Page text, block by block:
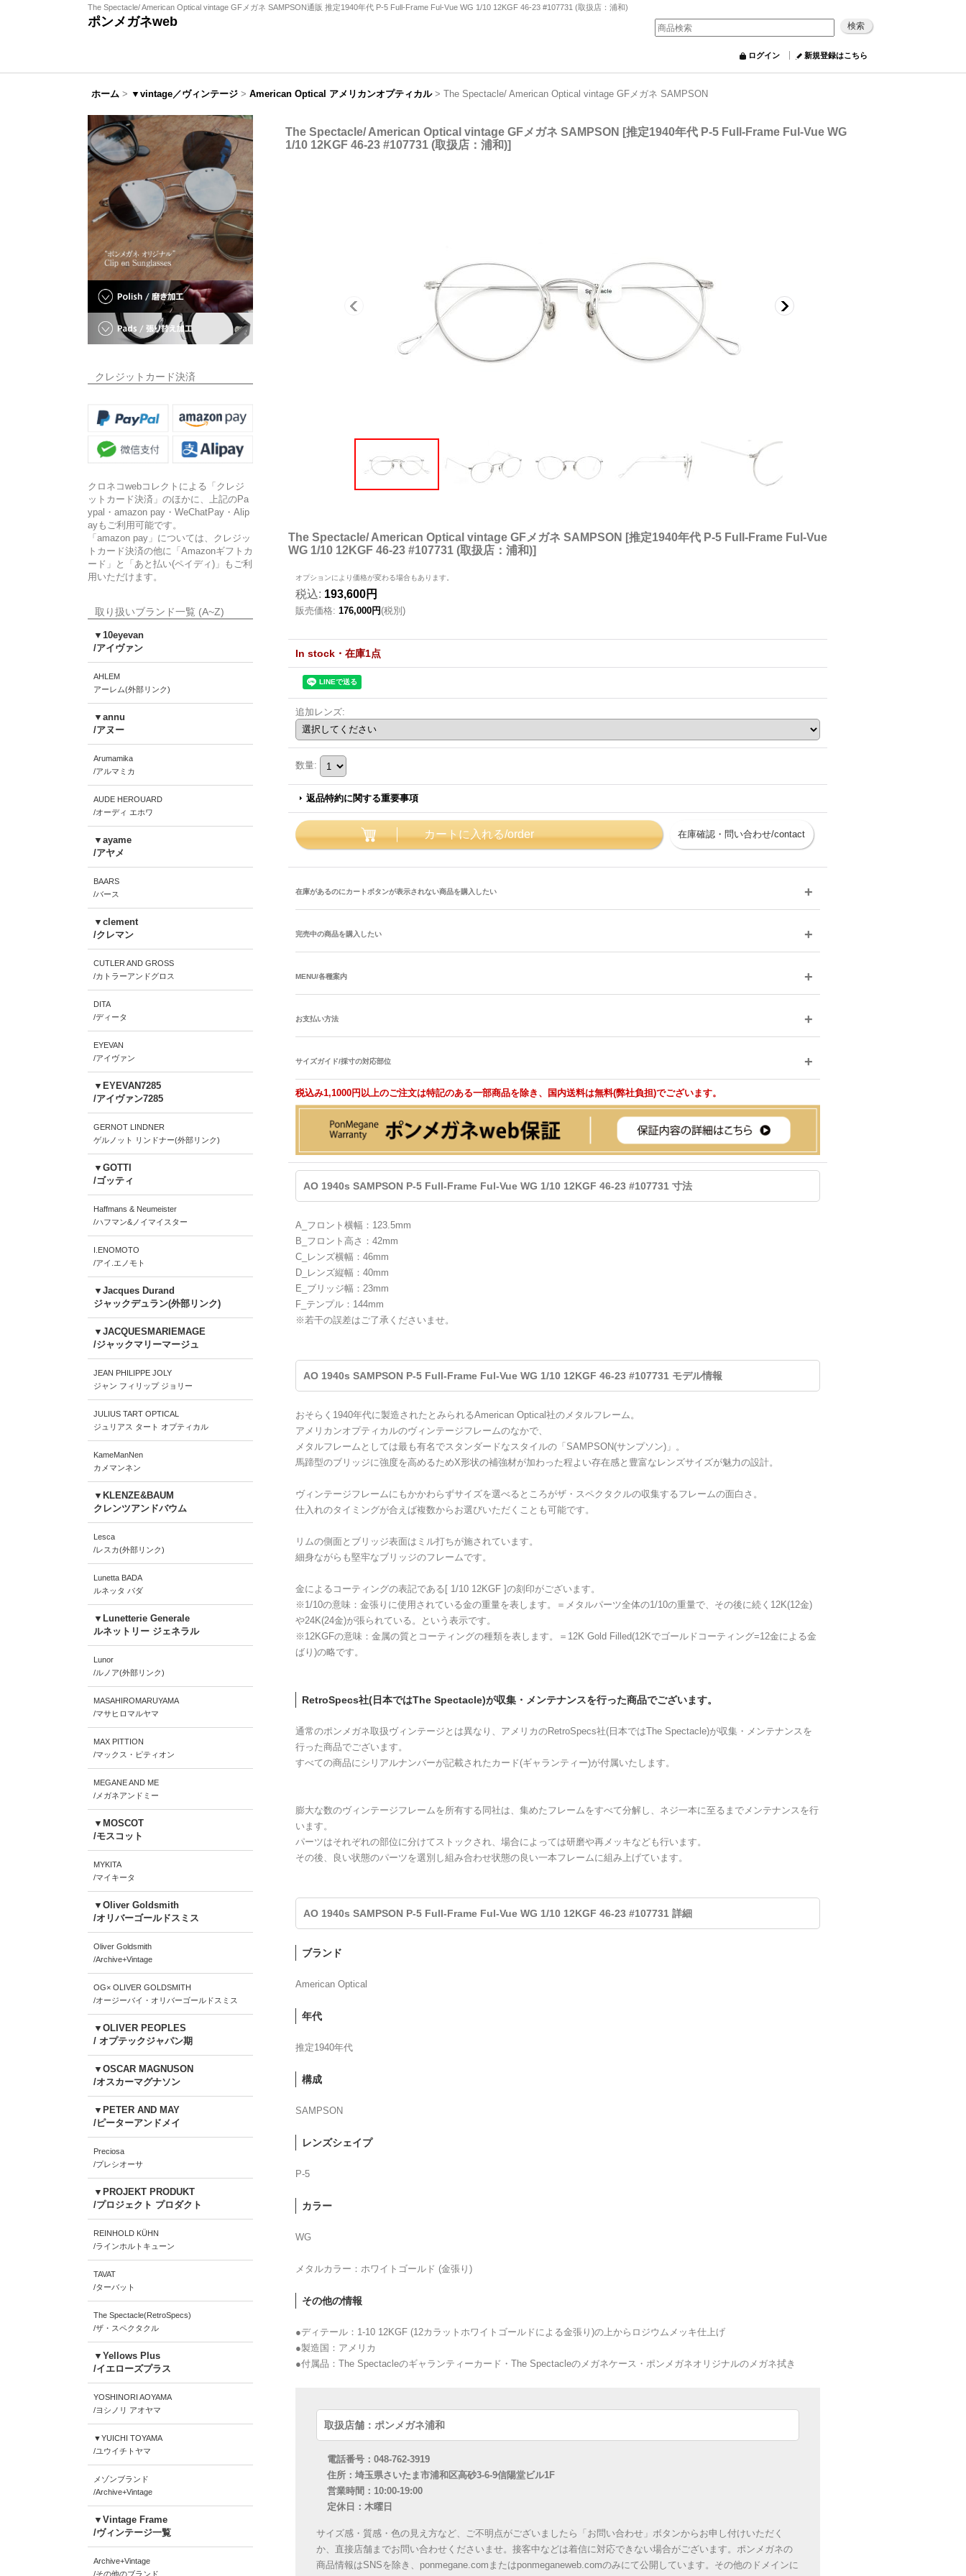
The Spectacle/ American Optical vintage GFメガネ SAMPSON通販 推定1940年代 P-5 Full-Frame Ful-Vue WG 1/10 12KGF 46-23 #107731 (取扱店：浦和)
ポンメガネweb
ログイン 新規登録はこちら
ホーム > ▼vintage／ヴィンテージ > American Optical アメリカンオプティカル > The Spectacle/ American Optical vintage GFメガネ SAMPSON
The Spectacle/ American Optical vintage GFメガネ SAMPSON [推定1940年代 P-5 Full-Frame Ful-Vue WG
1/10 12KGF 46-23 #107731 (取扱店：浦和)]
The Spectacle/ American Optical vintage GFメガネ SAMPSON [推定1940年代 P-5 Full-Frame Ful-Vue
WG 1/10 12KGF 46-23 #107731 (取扱店：浦和)]
販売価格: 176,000円 (税別)
税込: 193,600円
オプションにより価格が変わる場合もあります。
In stock・在庫1点
追加レンズ:
数量:
返品特約に関する重要事項
在庫確認・問い合わせ/contact
在庫があるのにカートボタンが表示されない商品を購入したい
完売中の商品を購入したい
MENU/各種案内
お支払い方法
サイズガイド/採寸の対応部位
税込み1,1000円以上のご注文は特記のある一部商品を除き、国内送料は無料(弊社負担)でございます。
AO 1940s SAMPSON P-5 Full-Frame Ful-Vue WG 1/10 12KGF 46-23 #107731 寸法
A_フロント横幅：123.5mm
B_フロント高さ：42mm
C_レンズ横幅：46mm
D_レンズ縦幅：40mm
E_ブリッジ幅：23mm
F_テンプル：144mm
※若干の誤差はご了承くださいませ。
AO 1940s SAMPSON P-5 Full-Frame Ful-Vue WG 1/10 12KGF 46-23 #107731 モデル情報
おそらく1940年代に製造されたとみられるAmerican Optical社のメタルフレーム。
アメリカンオプティカルのヴィンテージフレームのなかで、
メタルフレームとしては最も有名でスタンダードなスタイルの「SAMPSON(サンプソン)」。
馬蹄型のブリッジに強度を高めるためX形状の補強材が加わった程よい存在感と豊富なレンズサイズが魅力の設計。
ヴィンテージフレームにもかかわらずサイズを選べるところがザ・スペクタクルの収集するフレームの面白さ。
仕入れのタイミングが合えば複数からお選びいただくことも可能です。
リムの側面とブリッジ表面はミル打ちが施されています。
細身ながらも堅牢なブリッジのフレームです。
金によるコーティングの表記である[ 1/10 12KGF ]の刻印がございます。
※1/10の意味：金張りに使用されている金の重量を表します。＝メタルパーツ全体の1/10の重量で、その後に続く12K(12金)
や24K(24金)が張られている。という表示です。
※12KGFの意味：金属の質とコーティングの種類を表します。＝12K Gold Filled(12Kでゴールドコーティング=12金による金
ばり)の略です。
RetroSpecs社(日本ではThe Spectacle)が収集・メンテナンスを行った商品でございます。
通常のポンメガネ取扱ヴィンテージとは異なり、アメリカのRetroSpecs社(日本ではThe Spectacle)が収集・メンテナンスを
行った商品でございます。
すべての商品にシリアルナンバーが記載されたカード(ギャランティー)が付属いたします。
膨大な数のヴィンテージフレームを所有する同社は、集めたフレームをすべて分解し、ネジ一本に至るまでメンテナンスを行
います。
パーツはそれぞれの部位に分けてストックされ、場合によっては研磨や再メッキなども行います。
その後、良い状態のパーツを選別し組み合わせ状態の良い一本フレームに組み上げています。
AO 1940s SAMPSON P-5 Full-Frame Ful-Vue WG 1/10 12KGF 46-23 #107731 詳細
ブランド
American Optical
年代
推定1940年代
構成
SAMPSON
レンズシェイプ
P-5
カラー
WG
メタルカラー：ホワイトゴールド (金張り)
その他の情報
●ディテール：1-10 12KGF (12カラットホワイトゴールドによる金張り)の上からロジウムメッキ仕上げ
●製造国：アメリカ
●付属品：The Spectacleのギャランティーカード・The Spectacleのメガネケース・ポンメガネオリジナルのメガネ拭き
取扱店舗：ポンメガネ浦和
電話番号：048-762-3919
住所：埼玉県さいたま市浦和区高砂3-6-9信陽堂ビル1F
営業時間：10:00-19:00
定休日：木曜日
サイズ感・質感・色の見え方など、ご不明点がございましたら「お問い合わせ」ボタンからお申し付けいただく
か、直接店舗までお問い合わせくださいませ。接客中などは着信に対応できない場合がございます。ポンメガネの
商品情報はSNSを除き、ponmegane.comまたはponmeganeweb.comのみにて公開しています。その他のドメインに
クレジットカード決済
クロネコwebコレクトによる「クレジ
ットカード決済」のほかに、上記のPa
ypal・amazon pay・WeChatPay・Alip
ayもご利用可能です。
「amazon pay」については、クレジッ
トカード決済の他に「Amazonギフトカ
ード」と「あと払い(ペイディ)」もご利
用いただけます。
取り扱いブランド一覧 (A~Z)
▼10eyevan
/アイヴァン
AHLEM
アーレム(外部リンク)
▼annu
/アヌー
Arumamika
/アルマミカ
AUDE HEROUARD
/オーディ エホワ
▼ayame
/アヤメ
BAARS
/バース
▼clement
/クレマン
CUTLER AND GROSS
/カトラーアンドグロス
DITA
/ディータ
EYEVAN
/アイヴァン
▼EYEVAN7285
/アイヴァン7285
GERNOT LINDNER
ゲルノット リンドナー(外部リンク)
▼GOTTI
/ゴッティ
Haffmans & Neumeister
/ハフマン&ノイマイスター
I.ENOMOTO
/アイ.エノモト
▼Jacques Durand
ジャックデュラン(外部リンク)
▼JACQUESMARIEMAGE
/ジャックマリーマージュ
JEAN PHILIPPE JOLY
ジャン フィリップ ジョリー
JULIUS TART OPTICAL
ジュリアス タート オプティカル
KameManNen
カメマンネン
▼KLENZE&BAUM
クレンツアンドバウム
Lesca
/レスカ(外部リンク)
Lunetta BADA
ルネッタ バダ
▼Lunetterie Generale
ルネットリー ジェネラル
Lunor
/ルノア(外部リンク)
MASAHIROMARUYAMA
/マサヒロマルヤマ
MAX PITTION
/マックス・ピティオン
MEGANE AND ME
/メガネアンドミー
▼MOSCOT
/モスコット
MYKITA
/マイキータ
▼Oliver Goldsmith
/オリバーゴールドスミス
Oliver Goldsmith
/Archive+Vintage
OG× OLIVER GOLDSMITH
/オージーバイ・オリバーゴールドスミス
▼OLIVER PEOPLES
/ オプテックジャパン期
▼OSCAR MAGNUSON
/オスカーマグナソン
▼PETER AND MAY
/ピーターアンドメイ
Preciosa
/プレシオーサ
▼PROJEKT PRODUKT
/プロジェクト プロダクト
REINHOLD KÜHN
/ラインホルトキューン
TAVAT
/ターバット
The Spectacle(RetroSpecs)
/ザ・スペクタクル
▼Yellows Plus
/イエローズプラス
YOSHINORI AOYAMA
/ヨシノリ アオヤマ
▼YUICHI TOYAMA
/ユウイチトヤマ
メゾンブランド
/Archive+Vintage
▼Vintage Frame
/ヴィンテージ一覧
Archive+Vintage
/その他のブランド